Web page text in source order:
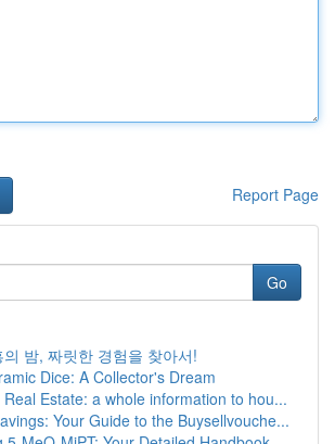
Report Page
Go
의 밤, 짜릿한 경험을 찾아서!
Dice: A Collector's Dream
Estate: a whole information to hou...
Your Guide to the Buysellvouche...